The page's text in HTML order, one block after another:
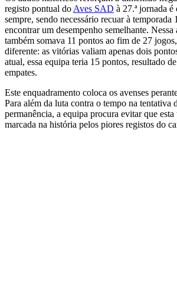
registo pontual do Aves SAD à 27.ª jornada
sempre, sendo necessário recuar à temporada
encontrar um desempenho semelhante. Nessa
também somava 11 pontos ao fim de 27
diferente: as vitórias valiam apenas dois
atual, essa equipa teria 15 pontos, resultado
empates.
Este enquadramento coloca os avenses
Para além da luta contra o tempo na tentativa
permanência, a equipa procura evitar que
marcada na história pelos piores registos do